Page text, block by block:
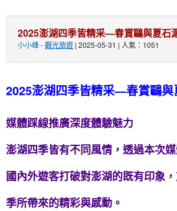
2025澎湖四季皆精采—春賞鷗與夏石
小小峰-觀光旅遊 | 2025-05-31 | 人氣：1051
2025澎湖四季皆精采—春賞鷗與
媒體踩線推廣深度體驗魅力
澎湖四季皆有不同風情，透過本次
國內外遊客打破對澎湖的既有印象
季所帶來的精彩與感動。